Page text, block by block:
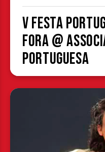
V Festa
Fora @
Portuguesa